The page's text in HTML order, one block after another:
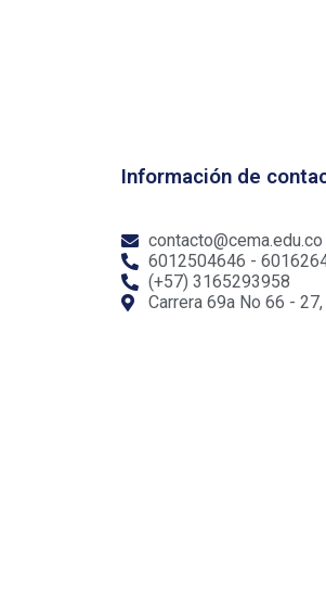
Información de
contacto@cema.edu.co
6012504646 -
(+57) 3165293958
Carrera 69a No 66 -